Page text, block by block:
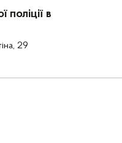
поліції в
29